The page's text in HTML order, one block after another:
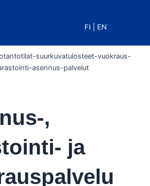
FI
EN
,
ja